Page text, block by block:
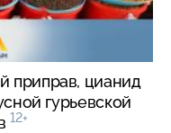
приправ, цианид
гурьевской
12+